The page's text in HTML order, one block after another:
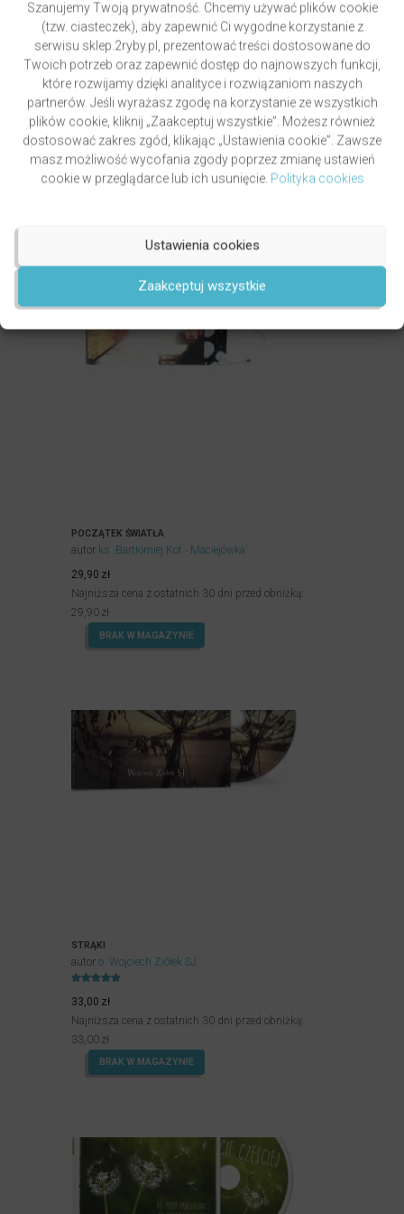
Szanujemy Twoją prywatność. Chcemy używać plików cookie
(tzw. ciasteczek), aby zapewnić Ci wygodne korzystanie z
serwisu sklep.2ryby.pl, prezentować treści dostosowane do
Twoich potrzeb oraz zapewnić dostęp do najnowszych funkcji,
które rozwijamy dzięki analityce i rozwiązaniom naszych
partnerów. Jeśli wyrażasz zgodę na korzystanie ze wszystkich
plików cookie, kliknij „Zaakceptuj wszystkie”. Możesz również
dostosować zakres zgód, klikając „Ustawienia cookie”. Zawsze
masz możliwość wycofania zgody poprzez zmianę ustawień
cookie w przeglądarce lub ich usunięcie. Polityka cookies
Zaakceptuj wszystkie
Ustawienia cookies
PO CO KOŚCIÓŁ?
autorMaciej Zięba OP
Oceniony
5.00
29,90zł
Najniższa cena z ostatnich 30 dni przed obniżką:
POCZĄTEK ŚWIATŁA
autor ks. Bartłomiej Kot
Maciejówka
29,90 zł
Najniższa cena z ostatnich 30 dni przed obniżką:
29,90 zł
BRAK W MAGAZYNIE
STRĄKI
autor o. Wojciech Ziółek SJ
5.00
na 5.
33,00 zł
Najniższa cena z ostatnich 30 dni przed obniżką:
33,00 zł
BRAK W MAGAZYNIE